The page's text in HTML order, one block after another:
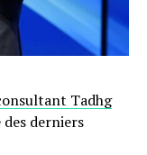
Tadhg
derniers